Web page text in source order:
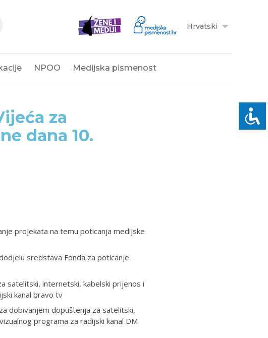
Hrvatski
NPOO Medijska pismenost
za
dana 10.
projekata na temu poticanja medijske
sredstava Fonda za poticanje
satelitski, internetski, kabelski prijenos i
kanal bravo tv
dobivanjem dopuštenja za satelitski,
programa za radijski kanal DM